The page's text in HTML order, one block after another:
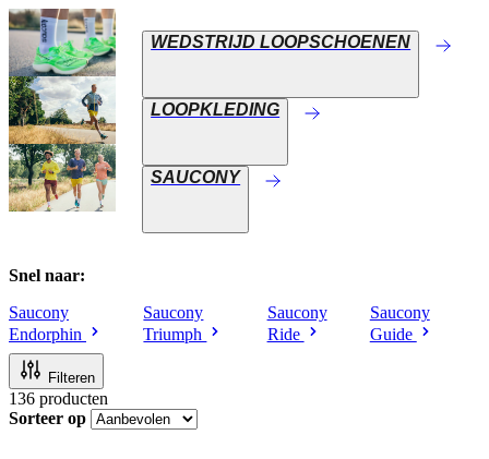
WEDSTRIJD LOOPSCHOENEN
LOOPKLEDING
SAUCONY
Snel naar:
Saucony
Endorphin
Saucony
Triumph
Saucony
Ride
Saucony
Guide
Filteren
136 producten
Sorteer op